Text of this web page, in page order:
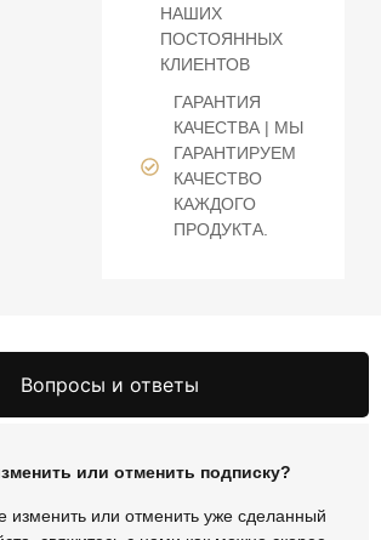
НАШИХ
ПОСТОЯННЫХ
КЛИЕНТОВ
ГАРАНТИЯ
КАЧЕСТВА | МЫ
ГАРАНТИРУЕМ
КАЧЕСТВО
КАЖДОГО
ПРОДУКТА.
Вопросы и ответы
или отменить подписку?
изменить или отменить уже сделанный